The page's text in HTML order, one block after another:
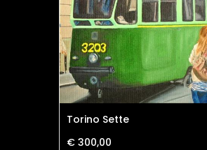
Torino Sette
€ 300,00